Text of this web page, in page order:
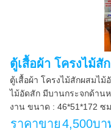
ตู้เสื้อผ้า โครงไม้สั
ตู้เสื้อผ้า โครงไม้สักผสมไม้
ไม้อัดสัก มีบานกระจกด้าน
งาน ขนาด : 46*51*172 ซ
ราคาขาย4,500บา